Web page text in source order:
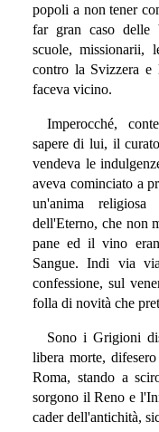
popoli a non tener
far gran caso delle
scuole, missionarii,
contro la Svizzera
faceva vicino.
Imperocché,
sapere di lui, il
vendeva le
aveva cominciato a
un'anima
dell'Eterno, che non
pane ed il vino
Sangue. Indi via
confessione, sul
folla di novità che
Sono i Grigioni
libera morte,
Roma, stando a
sorgono il Reno e
cader dell'antichità,